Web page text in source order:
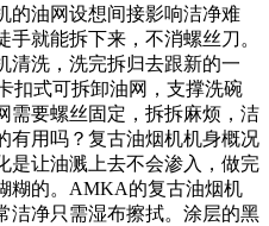
的油网设想间接影响洁净难
就能拆下来，不消螺丝刀。
清洗，洗完拆归去跟新的一
扣式可拆卸油网，支撑洗碗
需要螺丝固定，拆拆麻烦，洁
有用吗？复古油烟机机身概况
是让油溅上去不会渗入，做完
糊的。AMKA的复古油烟机
洁净只需湿布擦拭。涂层的黑